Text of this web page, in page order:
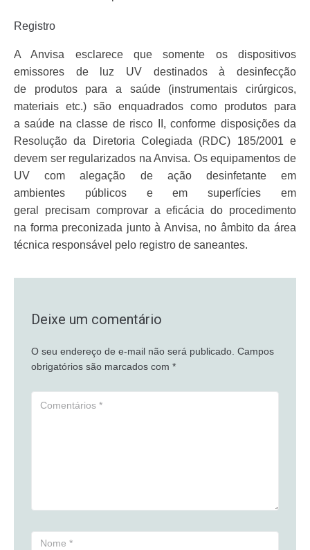
Registro
A Anvisa esclarece que somente os dispositivos
emissores de luz UV destinados à desinfecção
de produtos para a saúde (instrumentais cirúrgicos,
materiais etc.) são enquadrados como produtos para
a saúde na classe de risco II, conforme disposições da
Resolução da Diretoria Colegiada (RDC) 185/2001 e
devem ser regularizados na Anvisa. Os equipamentos de
UV com alegação de ação desinfetante em
ambientes públicos e em superfícies em
geral precisam comprovar a eficácia do procedimento
na forma preconizada junto à Anvisa, no âmbito da área
técnica responsável pelo registro de saneantes.
Deixe um comentário
O seu endereço de e-mail não será publicado. Campos
obrigatórios são marcados com *